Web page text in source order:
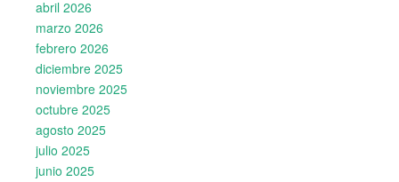
abril 2026
marzo 2026
febrero 2026
diciembre 2025
noviembre 2025
octubre 2025
agosto 2025
julio 2025
junio 2025